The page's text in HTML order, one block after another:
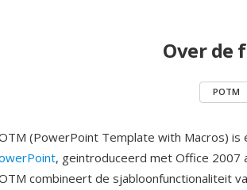
Over de
POTM
(PowerPoint Template with Macros)
, geintroduceerd met Office 2007
combineert de sjabloonfunctionaliteit